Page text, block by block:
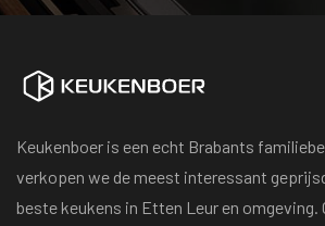
Keukenboer is een echt Brabants
verkopen we de meest interessant
beste keukens in Etten Leur en omgeving.